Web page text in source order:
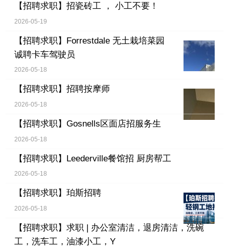
【招聘求职】 招瓷砖工 ， 小工不要！
2026-05-19
【招聘求职】 Forrestdale 无土栽培菜园
诚聘卡车驾驶员
2026-05-18
【招聘求职】 招聘按摩师
2026-05-18
【招聘求职】 Gosnells区面店招服务生
2026-05-18
【招聘求职】 Leederville餐馆招 厨房帮工
2026-05-18
【招聘求职】 珀斯招聘
2026-05-18
【招聘求职】 求职 | 办公室清洁，退房清洁，洗碗
工，洗车工，油漆小工，Y